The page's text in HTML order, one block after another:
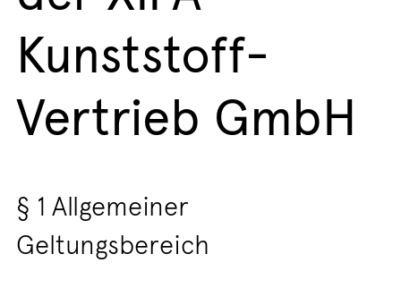
Kunststoff-
Vertrieb GmbH
§ 1 Allgemeiner
Geltungsbereich